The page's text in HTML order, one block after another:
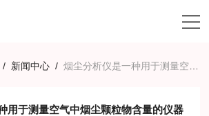
/ 新闻中心 /烟尘分析仪是一种用于测量空气中烟尘颗粒物含量的仪器
用于测量空气中烟尘颗粒物含量的仪器